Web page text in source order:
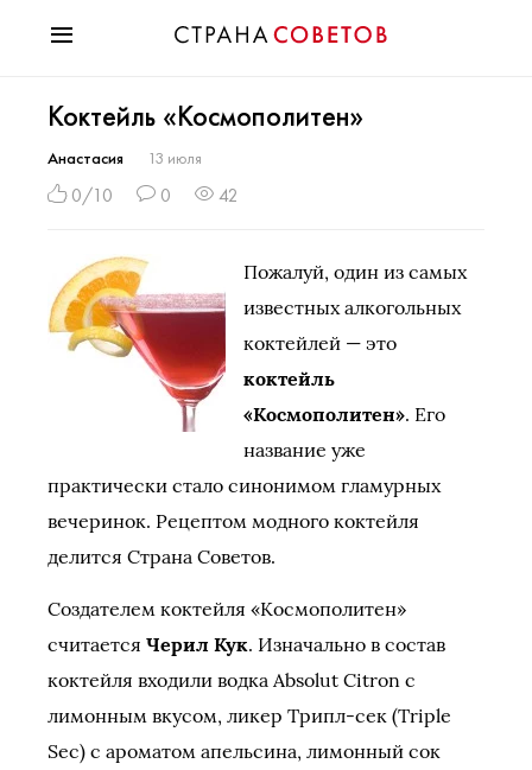
Мода
Звезды
Гороскопы
Психология
Хобби
Разное
Праздники
Коктейль «Космополитен»
Анастасия 13 июля
0/10 0 42
Пожалуй, один из самых
известных алкогольных
коктейлей — это
коктейль
«Космополитен». Его
название уже
практически стало синонимом гламурных
вечеринок. Рецептом модного коктейля
делится Страна Советов.
Создателем коктейля «Космополитен»
считается Черил Кук. Изначально в состав
коктейля входили водка Absolut Citron с
лимонным вкусом, ликер Трипл-сек (Triple
Sec) с ароматом апельсина, лимонный сок